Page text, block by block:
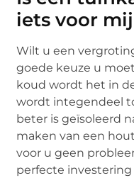
iets voor
Wilt u een
goede keuze u
koud wordt het in
wordt integendeel
beter is geïsoleerd
maken van een
voor u geen
perfecte